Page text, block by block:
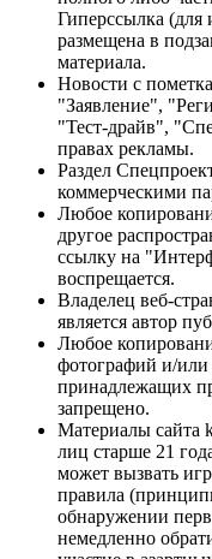
Гиперссылка (для
размещена в
материала.
Новости с
"Заявление",
"Тест-драйв",
правах рекламы.
Раздел
коммерческими
Любое
другое
ссылку на
воспрещается.
Владелец веб-
является автор
Любое
фотографий и/или
принадлежащих
запрещено.
Материалы сайта
лиц старше 21
может вызвать
правила
обнаружении
немедленно